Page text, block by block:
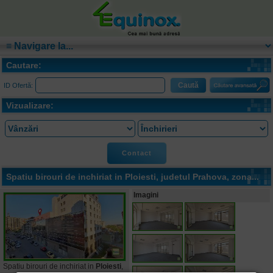
Cautare:
ID Ofertă:
Vizualizare:
Contact
Spatiu birouri de inchiriat in Ploiesti, judetul Prahova, zona...
Spatiu birouri de inchiriat in Ploiesti,
Imagini